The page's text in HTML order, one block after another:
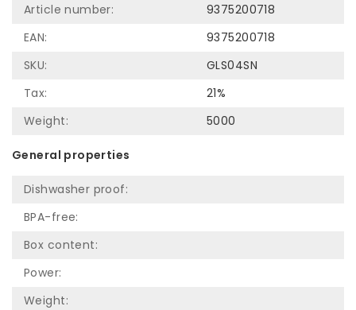
Article number:
9375200718
EAN:
9375200718
SKU:
GLS04SN
Tax:
21%
Weight:
5000
General properties
Dishwasher proof:
BPA-free:
Box content:
Power:
Weight: